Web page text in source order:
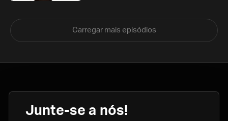
Carregar mais episódios
Junte-se a nós!